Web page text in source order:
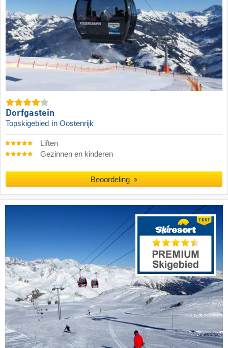
Dorfgastein
Topskigebied in Oostenrijk
Liften
Gezinnen en kinderen
Beoordeling